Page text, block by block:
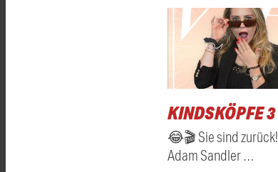
KINDSKÖPFE 3
😂🎬 Sie sind zurück!
Adam Sandler …